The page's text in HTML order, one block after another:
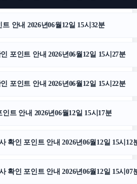
마포하수구막힘
김포공항주차대행
축구반티
인천탐정사무소
안내 2026년06월12일 15시32분
포인트 안내 2026년06월12일 15시27분
포인트 안내 2026년06월12일 15시22분
트 안내 2026년06월12일 15시17분
확인 포인트 안내 2026년06월12일 15시12
확인 포인트 안내 2026년06월12일 15시07